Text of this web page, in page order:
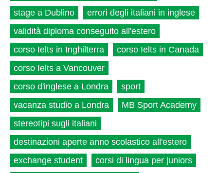
stage a Dublino
errori degli italiani in inglese
validità diploma conseguito all'estero
corso Ielts in Inghilterra
corso Ielts in Canada
corso Ielts a Vancouver
corso d'inglese a Londra
sport
vacanza studio a Londra
MB Sport Academy
stereotipi sugli italiani
destinazioni aperte anno scolastico all'estero
exchange student
corsi di lingua per juniors